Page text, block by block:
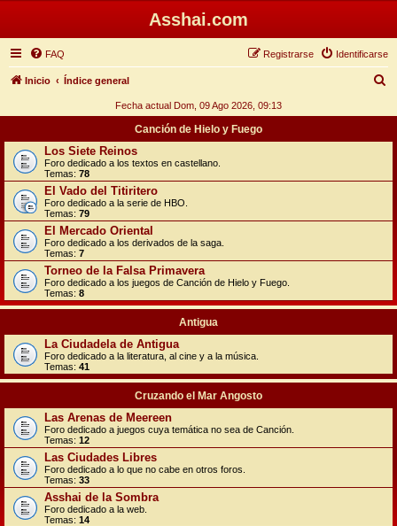
Asshai.com
FAQ Identificarse
Registrarse
Inicio Índice general
c
Fecha actual Dom, 09 Ago 2026, 09:13
Canción de Hielo y Fuego
Los Siete Reinos
Foro dedicado a los textos en castellano.
Temas: 78
El Vado del Titiritero
Foro dedicado a la serie de HBO.
Temas: 79
El Mercado Oriental
Foro dedicado a los derivados de la saga.
Temas: 7
Torneo de la Falsa Primavera
Foro dedicado a los juegos de Canción de Hielo y Fuego.
Temas: 8
Antigua
La Ciudadela de Antigua
Foro dedicado a la literatura, al cine y a la música.
Temas: 41
Cruzando el Mar Angosto
Las Arenas de Meereen
Foro dedicado a juegos cuya temática no sea de Canción.
Temas: 12
Las Ciudades Libres
Foro dedicado a lo que no cabe en otros foros.
Temas: 33
Asshai de la Sombra
Foro dedicado a la web.
Temas: 14